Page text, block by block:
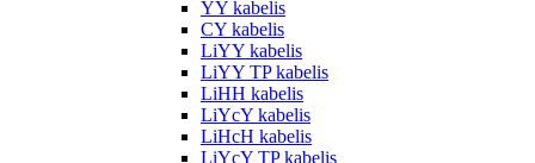
YY kabelis
CY kabelis
LiYY kabelis
LiYY TP kabelis
LiHH kabelis
LiYcY kabelis
LiHcH kabelis
LiYcY TP kabelis